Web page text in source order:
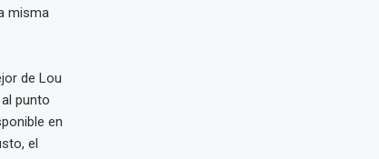
misma
de Lou
punto
en
el